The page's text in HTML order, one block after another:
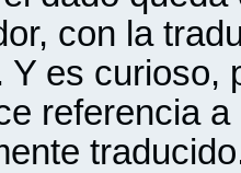
con la
Y es curioso,
referencia